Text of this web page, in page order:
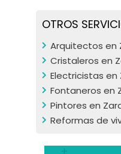
OTROS
Arquitectos en
Cristaleros en
Electricistas en
Fontaneros en
Pintores en
Reformas de